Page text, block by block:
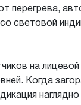
световой
на
Когда